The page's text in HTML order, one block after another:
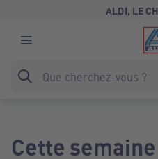
ALDI, LE
Cette